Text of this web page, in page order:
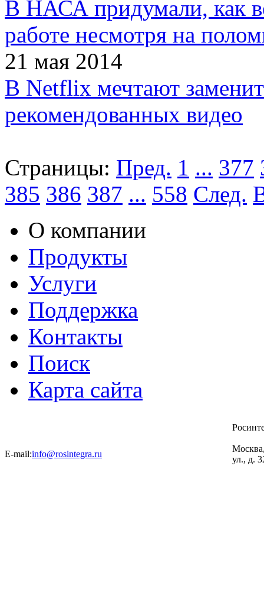
В НАСА придумали, как
работе несмотря на
21 мая 2014
В Netflix мечтают
рекомендованных видео
Страницы: Пред. 1 ... 377
385 386 387 ... 558 След.
О компании
Продукты
Услуги
Поддержка
Контакты
Поиск
Карта сайта
E-mail:info@rosintegra.ru
ул., д.